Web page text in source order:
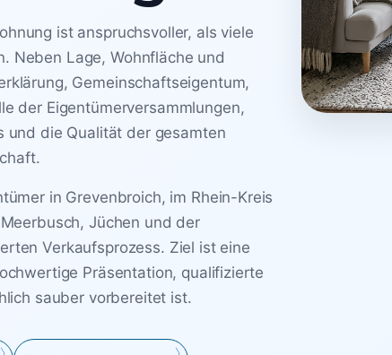
ist anspruchsvoller, als viele
Neben Lage, Wohnfläche und
Gemeinschaftseigentum,
der Eigentümerversammlungen,
und die Qualität der gesamten
in Grevenbroich, im Rhein-Kreis
Jüchen und der
Verkaufsprozess. Ziel ist eine
Präsentation, qualifizierte
sauber vorbereitet ist.